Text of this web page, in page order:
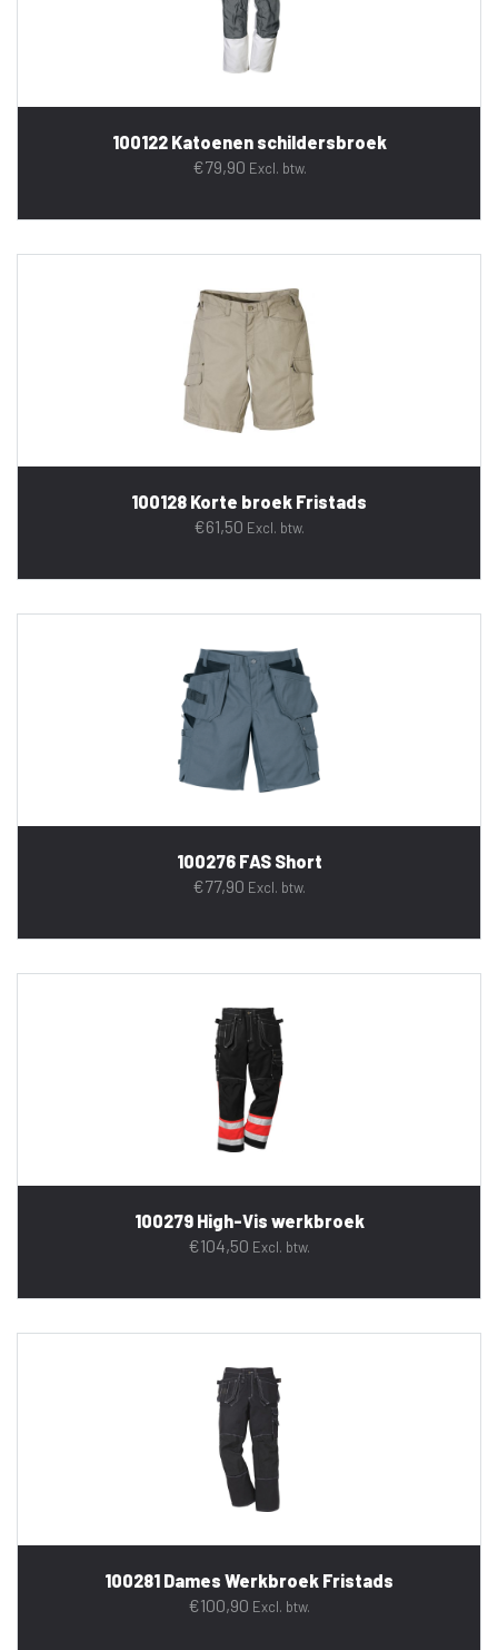
100122 Katoenen schildersbroek
€79,90 Excl. btw.
100128 Korte broek Fristads
€61,50 Excl. btw.
100276 FAS Short
€77,90 Excl. btw.
100279 High-Vis werkbroek
€104,50 Excl. btw.
100281 Dames Werkbroek Fristads
€100,90 Excl. btw.